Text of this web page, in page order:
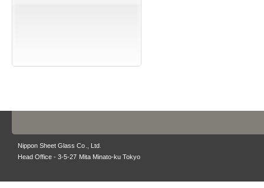
Nippon Sheet Glass Co., Ltd.
Head Office - 3-5-27 Mita Minato-ku Tokyo